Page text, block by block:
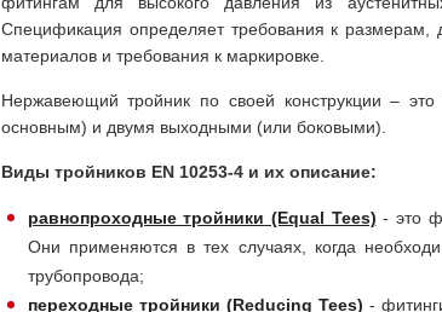
Спецификация определяет требования к размерам,
материалов и требования к маркировке.
Нержавеющий тройник по своей конструкции –
основным) и двумя выходными (или боковыми).
Виды тройников EN 10253-4 и их описание:
равнопроходные тройники (Equal Tees) - это
Они применяются в тех случаях, когда
трубопровода;
переходные тройники (Reducing Tees) -